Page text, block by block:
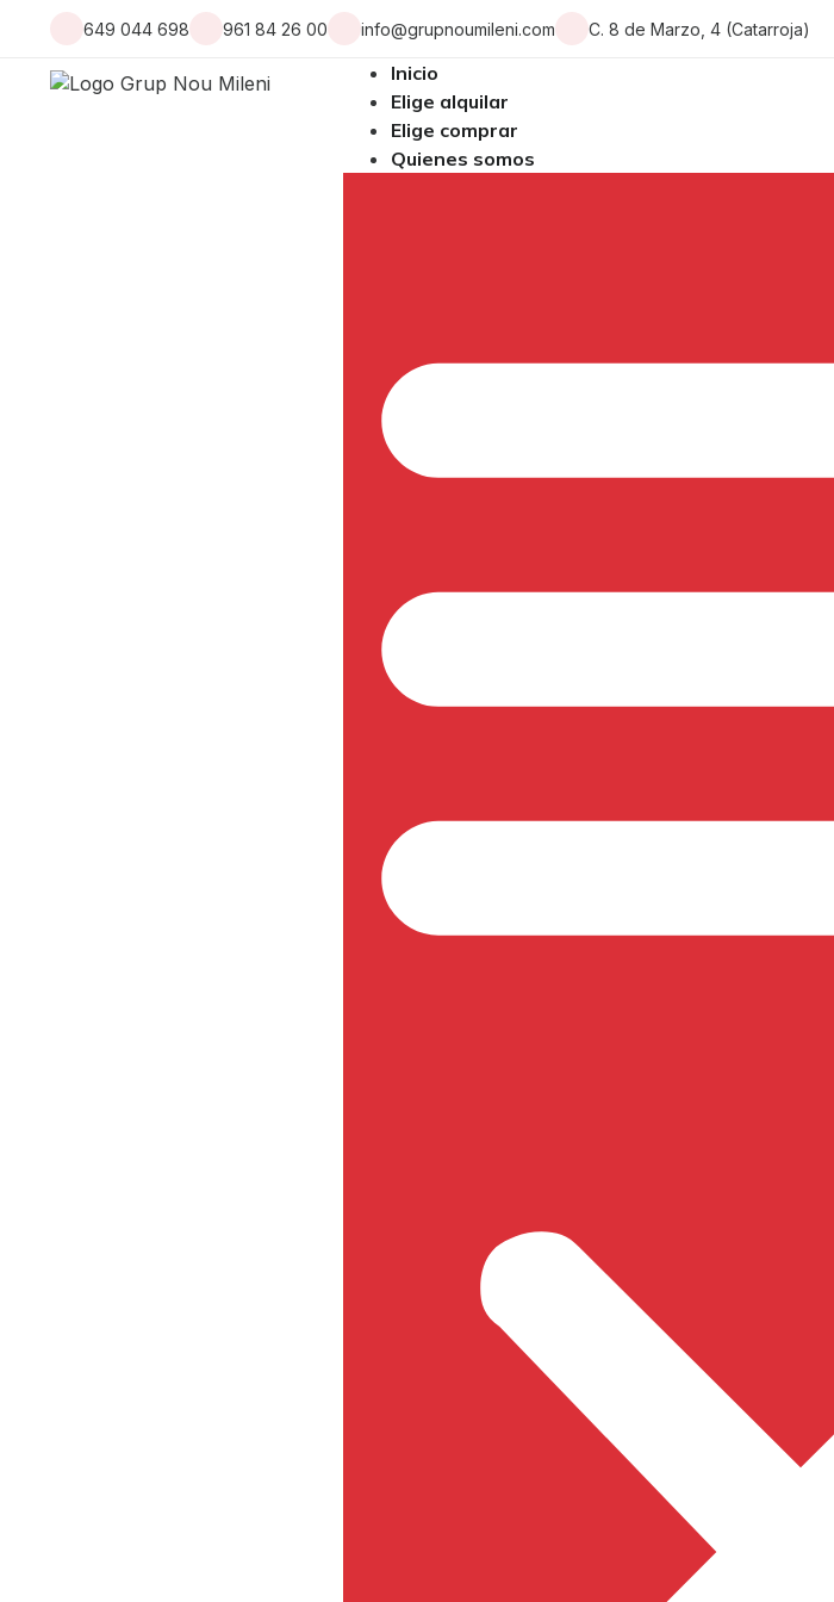
649 044 698 961 84 26 00 info@grupnoumileni.com C. 8 de Marzo, 4 (Catarroja)
Inicio
Elige alquilar
Elige comprar
Quienes somos